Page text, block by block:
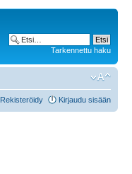
Tarkennettu haku
Rekisteröidy Kirjaudu sisään